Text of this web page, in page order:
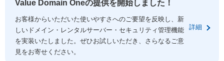
ドメイン移管
ドメイン価格一覧
ドメイン一括検索
バリューサーバー
XREA
セキュリティトップ
Value Domain ネットde診断
SSL証明書
サービストップ
お得意様割引
facebook
Value Domain Oneの提供を開始しました！
お客様からいただいた使いやすさへのご要望を反映し、新
しいドメイン・レンタルサーバー・セキュリティ管理機能
を実装いたしました。ぜひお試しいただき、さらなるご意
見をお寄せください。
詳細